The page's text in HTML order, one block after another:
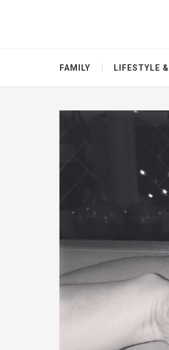
FAMILY LIFESTYLE